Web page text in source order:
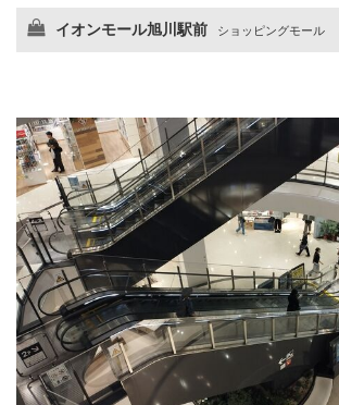
イオンモール旭川駅前 ショッピングモール